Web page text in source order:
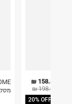
3.
158.40 ₪
198.00 ₪
20% OFF